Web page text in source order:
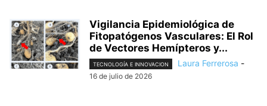
Vigilancia Epidemiológica de
Fitopatógenos Vasculares: El Rol
de Vectores Hemípteros y...
TECNOLOGÍA E INNOVACION Laura Ferrerosa -
16 de julio de 2026